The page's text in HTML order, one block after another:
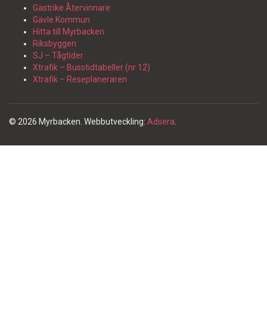
Gästrike Återvinnare
Gävle Kommun
Hitta till Myrbacken
Riksbyggen
SJ – Tågtider
Xtrafik – Busstidtabeller (nr 12)
Xtrafik – Reseplaneraren
© 2026 Myrbacken. Webbutveckling: Adsera